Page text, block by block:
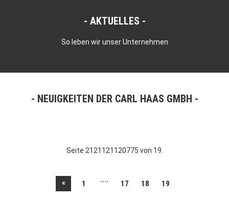
AKTUELLES
So leben wir unser Unternehmen
NEUIGKEITEN DER CARL HAAS GMBH
Seite 2121121120775 von 19.
« 1 .... 17 18 19